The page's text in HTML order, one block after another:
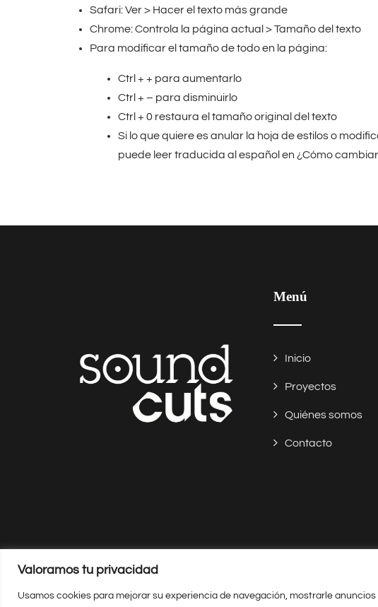
Valoramos tu privacidad
Usamos cookies para mejorar su experiencia de navegación, mostrarle
Safari: Ver > Hacer el texto más grande
Chrome: Controla la página actual > Tamaño del texto
Para modificar el tamaño de todo en la página:
Ctrl + + para aumentarlo
Ctrl + – para disminuirlo
Ctrl + 0 restaura el tamaño original del texto
Si lo que quiere es anular la hoja de estilos o
puede leer traducida al español en ¿Cómo
Menú
Inicio
Proyectos
Quiénes somos
Contacto
Diseñado porCitiservi Media